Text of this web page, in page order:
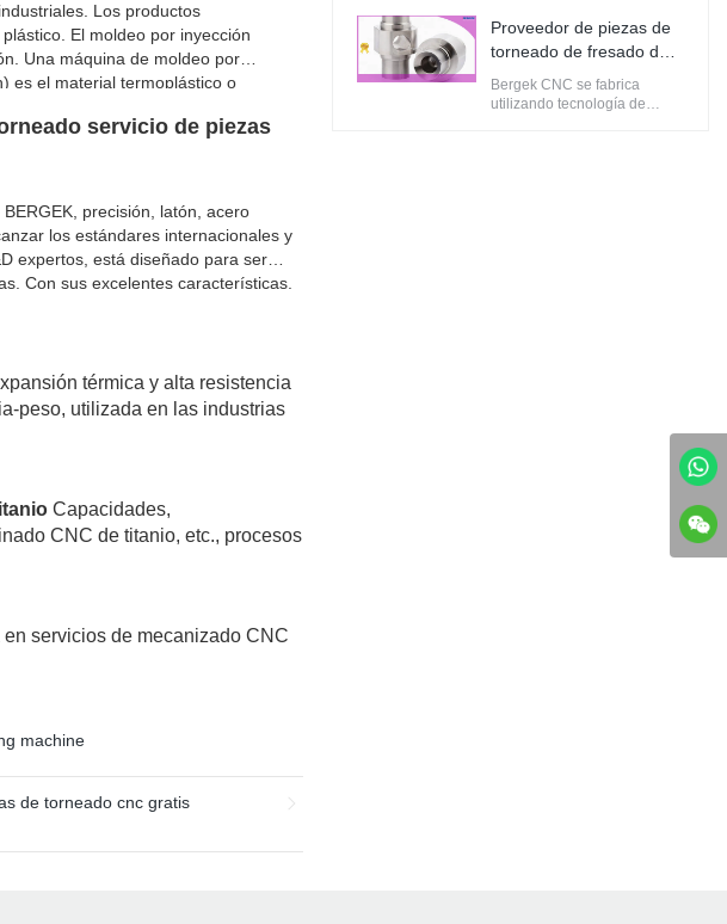
Los productos
El moldeo por inyección
Una máquina de moldeo por
es el material termoplástico o
por inyección y un molde.
servicio de piezas
precisión, latón, acero
los estándares internacionales y
expertos, está diseñado para ser
Con sus excelentes características,
más beneficios a los clientes.
térmica y alta resistencia
peso, utilizada en las industrias
Capacidades,
CNC de titanio, etc., procesos
servicios de mecanizado CNC
machine
de torneado cnc gratis
de calidad.
Proveedor de piezas de
torneado de fresado de
mecanizado cnc
personalizado Fabricante
Bergek CNC se fabrica
utilizando tecnología de